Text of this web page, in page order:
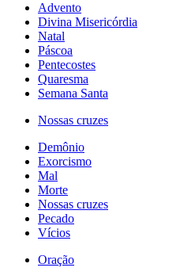
Advento
Divina Misericórdia
Natal
Páscoa
Pentecostes
Quaresma
Semana Santa
Nossas cruzes
Demônio
Exorcismo
Mal
Morte
Nossas cruzes
Pecado
Vícios
Oração